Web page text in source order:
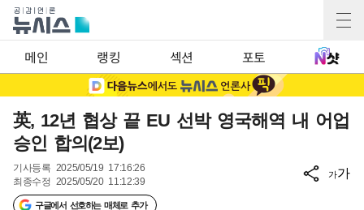
메인 랭킹 섹션 포토
英, 12년 협상 끝 EU 선박 영국해역 내 어업
승인 합의(2보)
기사등록 2025/05/19 17:16:26
최종수정 2025/05/20 11:12:39
구글에서 선호하는 매체로 추가
가가